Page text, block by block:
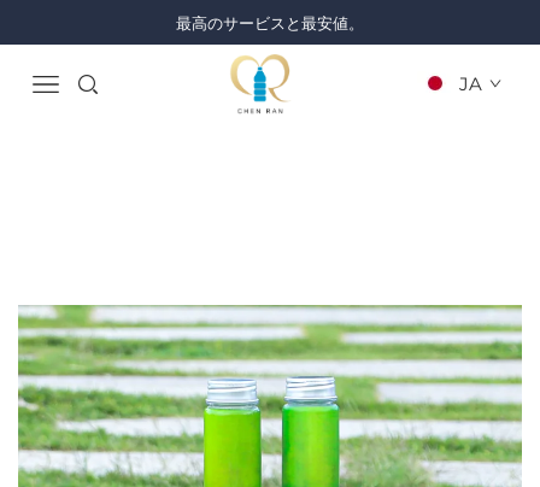
最高のサービスと最安値。
JA